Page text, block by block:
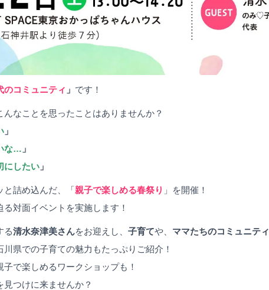
のコミュニティ 」 です！
なことを思ったことはありませんか？
」
な… 」
にしたい 」
と詰め込んだ、「親子で楽しめる春祭り 」を開催！
対面イベントを実施します！
る清水奈津美さんをお迎えし、 子育てや、 ママたちのコミュニティ
県での子育ての魅力もたっぷりご紹介！
で楽しめるワークショップも！
見つけに来ませんか？